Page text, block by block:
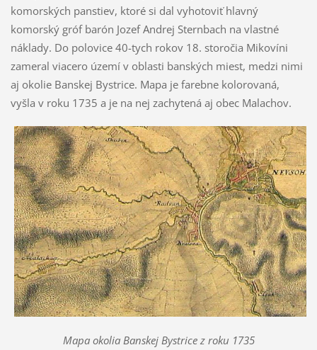
komorských panstiev, ktoré si dal vyhotoviť hlavný
komorský gróf barón Jozef Andrej Sternbach na vlastné
náklady. Do polovice 40-tych rokov 18. storočia Mikovíni
zameral viacero území v oblasti banských miest, medzi nimi
aj okolie Banskej Bystrice. Mapa je farebne kolorovaná,
vyšla v roku 1735 a je na nej zachytená aj obec Malachov.
Mapa okolia Banskej Bystrice z roku 1735